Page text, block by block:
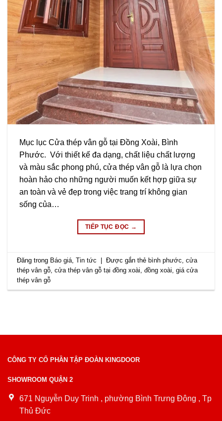
Mục lục Cửa thép vân gỗ tại Đồng Xoài, Bình
Phước. Với thiết kế đa dạng, chất liệu chất lượng
và màu sắc phong phú, cửa thép vân gỗ là lựa chọn
hoàn hảo cho những người muốn kết hợp giữa sự
an toàn và vẻ đẹp trong việc trang trí không gian
sống của…
TIẾP TỤC ĐỌC →
Đăng trong Báo giá,Tin tức Được gắn thẻ bình phước,cửa
thép vân gỗ,cửa thép vân gỗ tại đồng xoài,đồng xoài,giá cửa
thép vân gỗ
CÔNG TY CỔ PHẦN TẬP ĐOÀN KINGDOOR
SHOWROOM QUẬN 2
671 Nguyễn Duy Trinh , phường Bình Trưng Đông , Tp
Thủ Đức